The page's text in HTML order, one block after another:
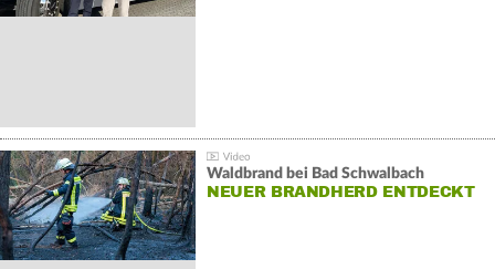
Waldbrand bei Bad Schwalbach
NEUER BRANDHERD ENTDECKT